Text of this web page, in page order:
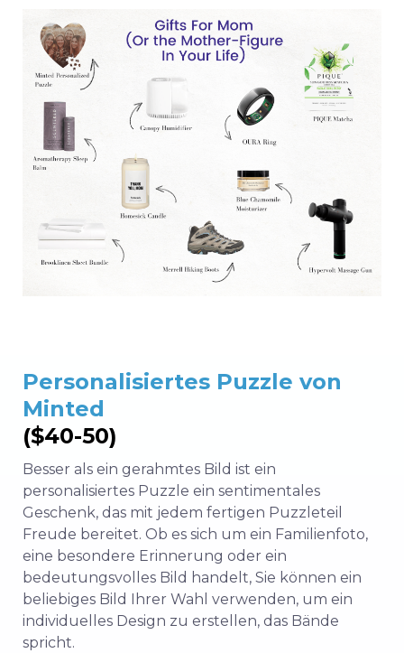
Personalisiertes Puzzle von
Minted
($40-50)
Besser als ein gerahmtes Bild ist ein
personalisiertes Puzzle ein sentimentales
Geschenk, das mit jedem fertigen Puzzleteil
Freude bereitet. Ob es sich um ein Familienfoto,
eine besondere Erinnerung oder ein
bedeutungsvolles Bild handelt, Sie können ein
beliebiges Bild Ihrer Wahl verwenden, um ein
individuelles Design zu erstellen, das Bände
spricht.